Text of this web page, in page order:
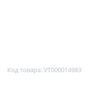
Код товара: УТ000014983